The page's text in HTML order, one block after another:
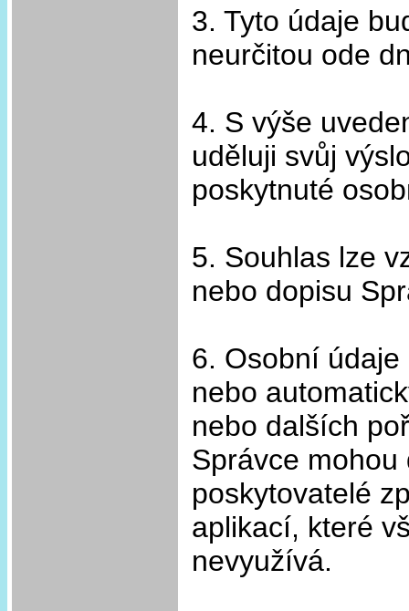
3. Tyto údaje
neurčitou ode
4. S výše
uděluji svůj
poskytnuté
5. Souhlas lze
nebo dopisu
6. Osobní
nebo
nebo dalších
Správce
poskytovatelé
aplikací, které
nevyužívá.